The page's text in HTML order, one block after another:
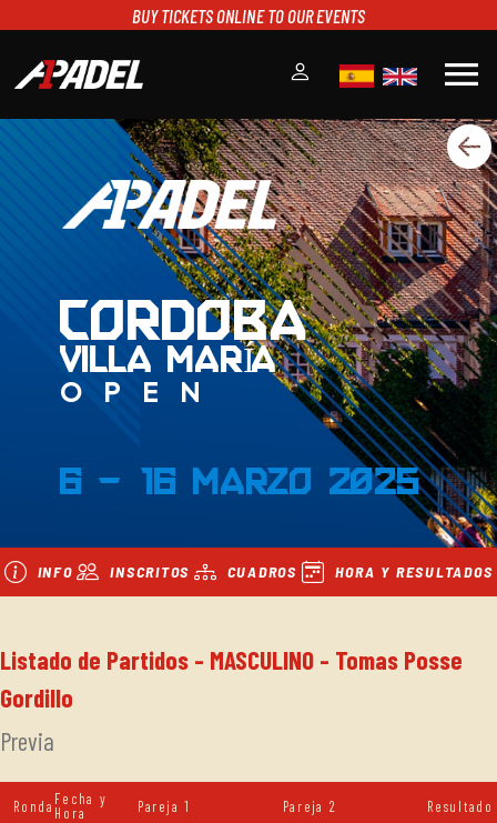
BUY TICKETS ONLINE TO OUR EVENTS
menu
A1PADEL
RANKING
CALENDARIO
TORNEOS
NOTICIAS
MULTIMEDIA
SCOREBOARD
STREAMING
CORDOBA
VILLA MARÍA
OPEN
6 - 16 Marzo 2025
INFO INSCRITOS CUADROS HORA Y RESULTADOS
Listado de Partidos - MASCULINO - Tomas Posse
Gordillo
Previa
Ronda Fecha y
Hora
Pareja 1 Pareja 2 Resultado